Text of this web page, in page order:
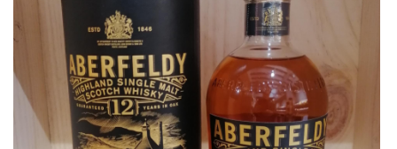
Valider votre panier
En cochant cette case, vous consentez à recevoir nos propositions commerciales à l'adresse
email indiqué ci-dessus. Vous pouvez vous désinscrire à tout moment en utilisant le
formulaire de désinscription.
Inscription